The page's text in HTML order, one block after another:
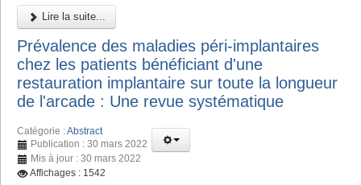
Lire la suite...
Prévalence des maladies péri-implantaires
chez les patients bénéficiant d'une
restauration implantaire sur toute la longueur
de l'arcade : Une revue systématique
Catégorie :Abstract
Publication : 30 mars 2022
Mis à jour : 30 mars 2022
Affichages : 1542